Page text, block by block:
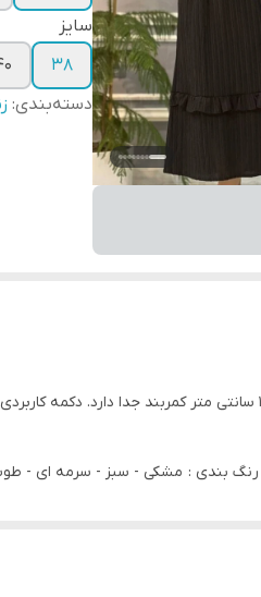
سایز
۳۸
دسته‌بندی:
بندی : مشکی - سبز - سرمه ای -